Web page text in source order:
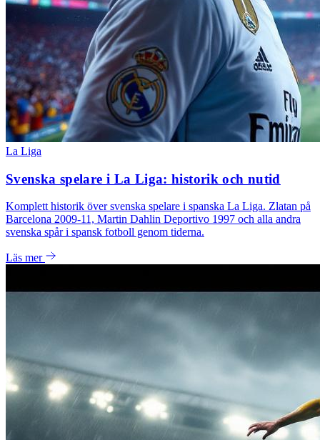
La Liga
Svenska spelare i La Liga: historik och nutid
Komplett historik över svenska spelare i spanska La Liga. Zlatan på
Barcelona 2009-11, Martin Dahlin Deportivo 1997 och alla andra
svenska spår i spansk fotboll genom tiderna.
Läs mer